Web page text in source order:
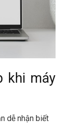
khi máy
dễ nhận biết